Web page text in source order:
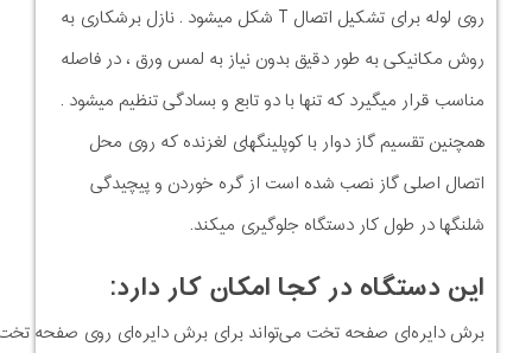
روی لوله برای تشکیل اتصال T شکل میشود . نازل برشکاری به
روش مکانیکی به طور دقیق بدون نیاز به لمس ورق ، در فاصله
مناسب قرار میگیرد که تنها با دو تابع و بسادگی تنظیم میشود .
همچنین تقسیم گاز دوار با کوپلینگهای لغزنده که روی محل
اتصال اصلی گاز نصب شده است از گره خوردن و پیچیدگی
شلنگها در طول کار دستگاه جلوگیری میکند.
این دستگاه در کجا امکان کار دارد:
برش دایره‌ای صفحه تخت می‌تواند برای برش دایره‌ای روی صفحه تخت استفاده شود.